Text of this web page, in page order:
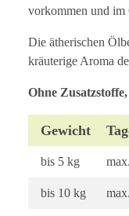
vorkommen und im
Die ätherischen
kräuterige Aroma
Ohne
Gewicht
bis 5 kg
bis 10 kg